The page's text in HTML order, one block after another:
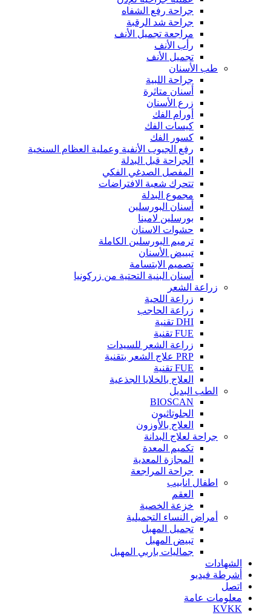
جراحة رفع الشفاه
جراحة شد الرقبة
مراجعة تجميل الأنف
رأب الأنف
تجميل الأنف
طب الأسنان
جراحة اللبية
أسنان متاثرة
زرع الأسنان
أورام الفك
كيسات الفك
كسور الفك
رفع الجيوب الأنفية وعملية العظام السنخية
الجراحة قبل البدلة
المفصل الصدغي الفكي
تتحرك شعبة الافتراضات
مجموع البدلة
أسنان البورسلين
بورسلين لامينا
حشوات الاسنان
ترميم البورسلين الكاملة
تبييض الأسنان
تصميم الابتسامة
أسنان البنية التحتية من زركونيا
زراعة الشعر
زراعة اللحية
زراعة الحاجب
DHI تقنية
FUE تقنية
زراعة الشعر للسيدات
PRP علاج الشعر بتقنية
FUE تقنية
العلاج بالخلايا الجذعية
الطب البديل
BIOSCAN
الجلوتاثيون
العلاج بالأوزون
جراحة لعلاج البدانة
تكميم المعدة
المجازة المعدية
جراحة المراجعة
اطفال انابيب
العقم
خزعة الخصية
أمراض النساء التجميلية
تجميل المهبل
تبيض المهبل
جماليات باربي المهبل
الشهادات
أشرطة فيديو
اتصل
معلومات عامة
KVKK